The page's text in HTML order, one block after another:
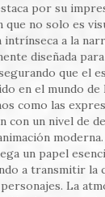
por su
que no solo es
a la
diseñada
que el
en el mundo de
como las
con un nivel de
un papel
a transmitir la
La